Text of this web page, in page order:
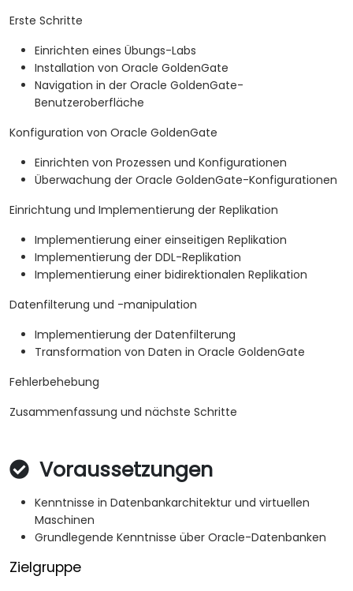
Erste Schritte
Einrichten eines Übungs-Labs
Installation von Oracle GoldenGate
Navigation in der Oracle GoldenGate-
Benutzeroberfläche
Konfiguration von Oracle GoldenGate
Einrichten von Prozessen und Konfigurationen
Überwachung der Oracle GoldenGate-Konfigurationen
Einrichtung und Implementierung der Replikation
Implementierung einer einseitigen Replikation
Implementierung der DDL-Replikation
Implementierung einer bidirektionalen Replikation
Datenfilterung und -manipulation
Implementierung der Datenfilterung
Transformation von Daten in Oracle GoldenGate
Fehlerbehebung
Zusammenfassung und nächste Schritte
Voraussetzungen
Kenntnisse in Datenbankarchitektur und virtuellen
Maschinen
Grundlegende Kenntnisse über Oracle-Datenbanken
Zielgruppe